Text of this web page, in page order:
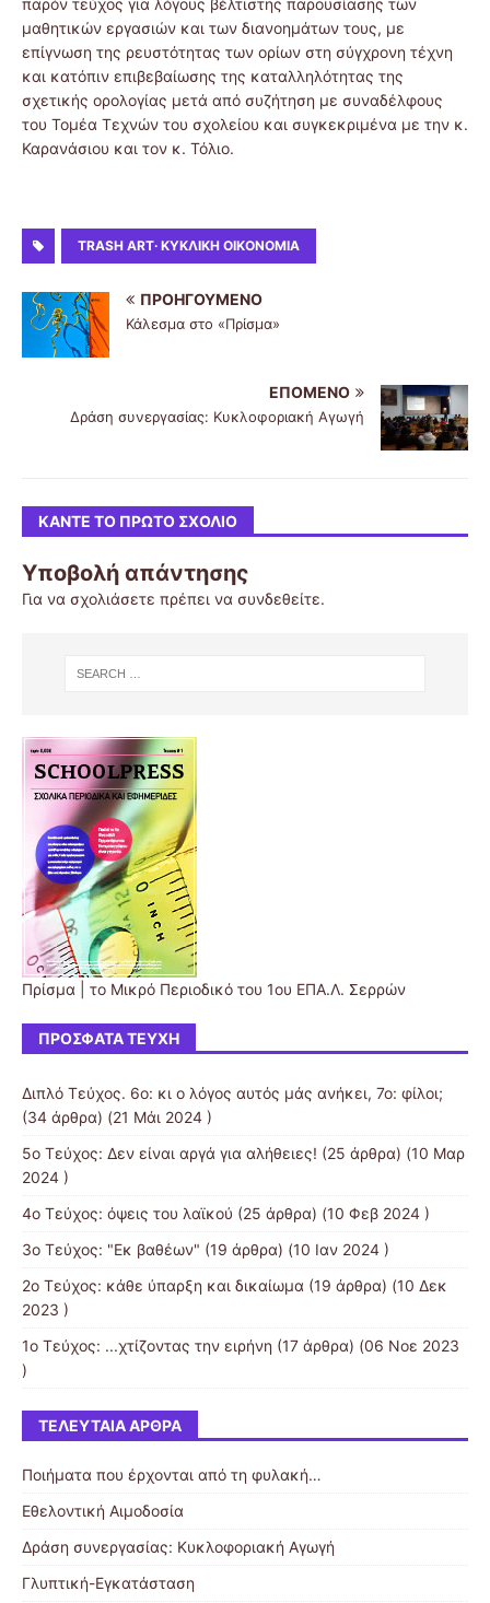
παρόν τεύχος για λόγους βέλτιστης παρουσίασης των
μαθητικών εργασιών και των διανοημάτων τους, με
επίγνωση της ρευστότητας των ορίων στη σύγχρονη τέχνη
και κατόπιν επιβεβαίωσης της καταλληλότητας της
σχετικής ορολογίας μετά από συζήτηση με συναδέλφους
του Τομέα Τεχνών του σχολείου και συγκεκριμένα με την κ.
Καρανάσιου και τον κ. Τόλιο.
TRASH ART∙ ΚΥΚΛΙΚΉ ΟΙΚΟΝΟΜΊΑ
ΠΡΟΗΓΟΎΜΕΝΟ
Κάλεσμα στο «Πρίσμα»
ΕΠΌΜΕΝΟ
Δράση συνεργασίας: Κυκλοφοριακή Αγωγή
ΚΆΝΤΕ ΤΟ ΠΡΏΤΟ ΣΧΌΛΙΟ
Υποβολή απάντησης
Για να σχολιάσετε πρέπει να συνδεθείτε.
Πρίσμα | το Μικρό Περιοδικό του 1ου ΕΠΑ.Λ. Σερρών
ΠΡΌΣΦΑΤΑ ΤΕΎΧΗ
Διπλό Τεύχος. 6ο: κι ο λόγος αυτός μάς ανήκει, 7ο: φίλοι;
(34 άρθρα) (21 Μάι 2024 )
5o Τεύχος: Δεν είναι αργά για αλήθειες! (25 άρθρα) (10 Μαρ
2024 )
4ο Τεύχος: όψεις του λαϊκού (25 άρθρα) (10 Φεβ 2024 )
3o Τεύχος: "Εκ βαθέων" (19 άρθρα) (10 Ιαν 2024 )
2ο Τεύχος: κάθε ύπαρξη και δικαίωμα (19 άρθρα) (10 Δεκ
2023 )
1ο Τεύχος: ...χτίζοντας την ειρήνη (17 άρθρα) (06 Νοε 2023
)
ΤΕΛΕΥΤΑΊΑ ΆΡΘΡΑ
Ποιήματα που έρχονται από τη φυλακή…
Εθελοντική Αιμοδοσία
Δράση συνεργασίας: Κυκλοφοριακή Αγωγή
Γλυπτική-Εγκατάσταση